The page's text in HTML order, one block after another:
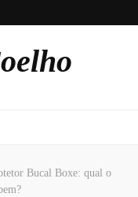
Bucal Boxe: qual o